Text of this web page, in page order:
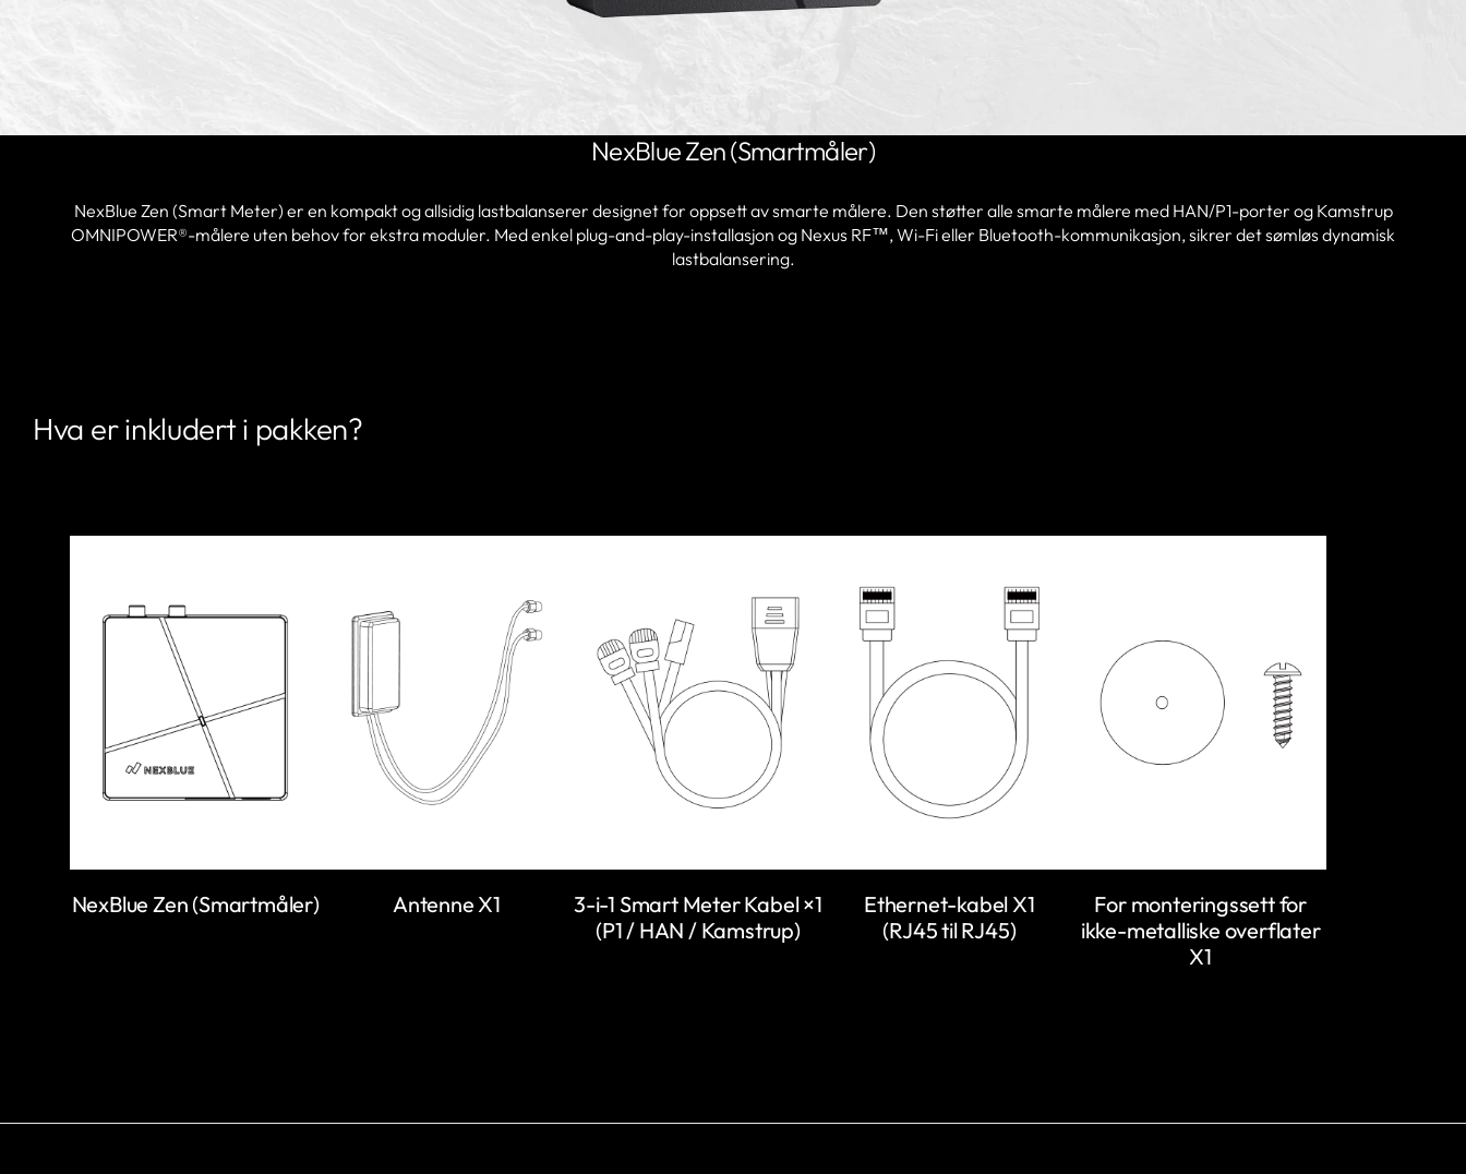
NexBlue Zen (Smartmåler)
NexBlue Zen (Smart Meter) er en kompakt og allsidig lastbalanserer designet for oppsett av smarte målere. Den støtter alle smarte målere med HAN/P1-porter og Kamstrup
OMNIPOWER®-målere uten behov for ekstra moduler. Med enkel plug-and-play-installasjon og Nexus RF™, Wi-Fi eller Bluetooth-kommunikasjon, sikrer det sømløs dynamisk
lastbalansering.
Hva er inkludert i pakken?
NexBlue Zen (Smartmåler) Antenne X1
3-i-1 Smart Meter Kabel ×1
(P1 / HAN / Kamstrup)
Ethernet-kabel X1
(RJ45 til RJ45)
For monteringssett for
ikke-metalliske overflater
X1